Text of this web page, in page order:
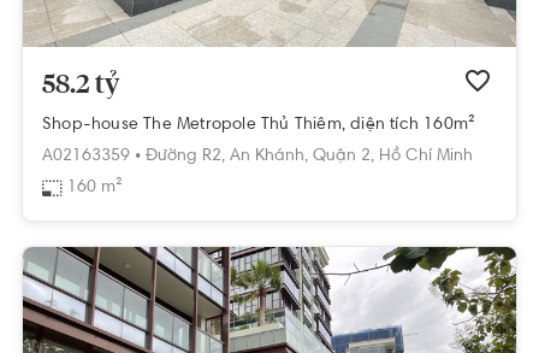
58.2 tỷ
Shop-house The Metropole Thủ Thiêm, diện tích 160m²
A02163359 • Đường R2, An Khánh, Quận 2, Hồ Chí Minh
160 m²